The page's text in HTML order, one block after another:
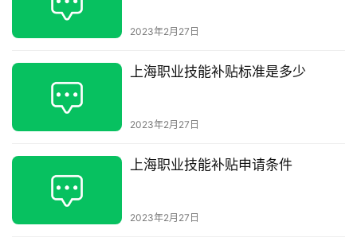
2023年2月27日
上海职业技能补贴标准是多少
2023年2月27日
上海职业技能补贴申请条件
2023年2月27日